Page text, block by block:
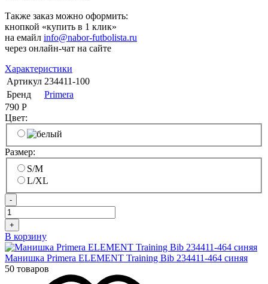
Также заказ можно оформить:
кнопкой «купить в 1 клик»
на емайл info@nabor-futbolista.ru
через онлайн-чат на сайте
Характеристики
Артикул 234411-100
Бренд
Primera
790 Р
Цвет:
Размер:
S/M
L/XL
-
+
В корзину
Манишка Primera ELEMENT Training Bib 234411-464 синяя
50 товаров